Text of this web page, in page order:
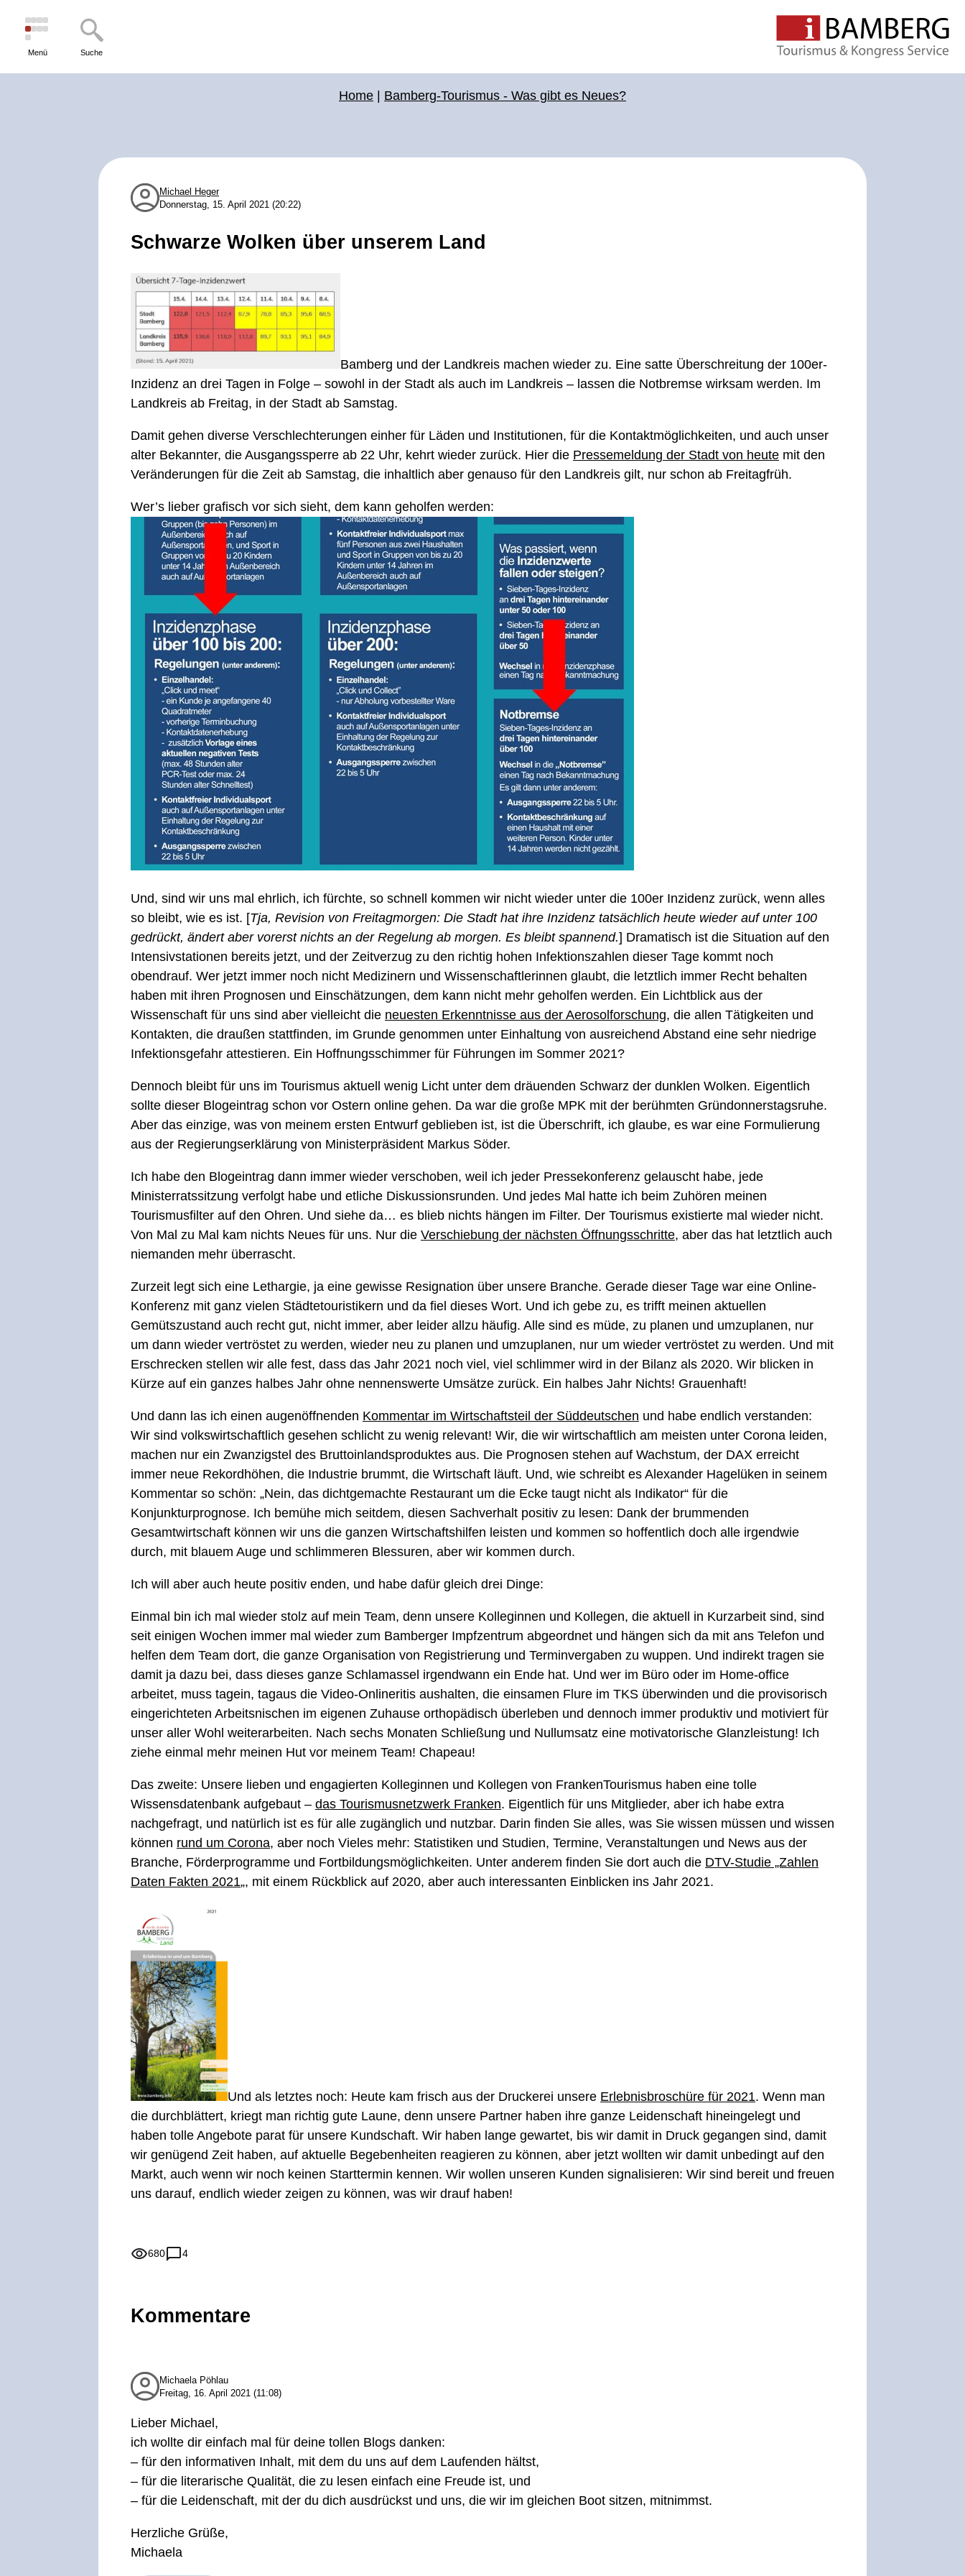
Menü Suche
Home Bamberg-Tourismus - Was gibt es Neues?
Michael Heger
Donnerstag, 15. April 2021 (20:22)
Schwarze Wolken über unserem Land
Bamberg und der Landkreis machen wieder zu. Eine satte Überschreitung der 100er-
Inzidenz an drei Tagen in Folge – sowohl in der Stadt als auch im Landkreis – lassen die Notbremse wirksam werden. Im
Landkreis ab Freitag, in der Stadt ab Samstag.
Damit gehen diverse Verschlechterungen einher für Läden und Institutionen, für die Kontaktmöglichkeiten, und auch unser
alter Bekannter, die Ausgangssperre ab 22 Uhr, kehrt wieder zurück. Hier die Pressemeldung der Stadt von heute mit den
Veränderungen für die Zeit ab Samstag, die inhaltlich aber genauso für den Landkreis gilt, nur schon ab Freitagfrüh.
Wer’s lieber grafisch vor sich sieht, dem kann geholfen werden:
Und, sind wir uns mal ehrlich, ich fürchte, so schnell kommen wir nicht wieder unter die 100er Inzidenz zurück, wenn alles
so bleibt, wie es ist. [Tja, Revision von Freitagmorgen: Die Stadt hat ihre Inzidenz tatsächlich heute wieder auf unter 100
gedrückt, ändert aber vorerst nichts an der Regelung ab morgen. Es bleibt spannend.] Dramatisch ist die Situation auf den
Intensivstationen bereits jetzt, und der Zeitverzug zu den richtig hohen Infektionszahlen dieser Tage kommt noch
obendrauf. Wer jetzt immer noch nicht Medizinern und Wissenschaftlerinnen glaubt, die letztlich immer Recht behalten
haben mit ihren Prognosen und Einschätzungen, dem kann nicht mehr geholfen werden. Ein Lichtblick aus der
Wissenschaft für uns sind aber vielleicht die neuesten Erkenntnisse aus der Aerosolforschung, die allen Tätigkeiten und
Kontakten, die draußen stattfinden, im Grunde genommen unter Einhaltung von ausreichend Abstand eine sehr niedrige
Infektionsgefahr attestieren. Ein Hoffnungsschimmer für Führungen im Sommer 2021?
Dennoch bleibt für uns im Tourismus aktuell wenig Licht unter dem dräuenden Schwarz der dunklen Wolken. Eigentlich
sollte dieser Blogeintrag schon vor Ostern online gehen. Da war die große MPK mit der berühmten Gründonnerstagsruhe.
Aber das einzige, was von meinem ersten Entwurf geblieben ist, ist die Überschrift, ich glaube, es war eine Formulierung
aus der Regierungserklärung von Ministerpräsident Markus Söder.
Ich habe den Blogeintrag dann immer wieder verschoben, weil ich jeder Pressekonferenz gelauscht habe, jede
Ministerratssitzung verfolgt habe und etliche Diskussionsrunden. Und jedes Mal hatte ich beim Zuhören meinen
Tourismusfilter auf den Ohren. Und siehe da… es blieb nichts hängen im Filter. Der Tourismus existierte mal wieder nicht.
Von Mal zu Mal kam nichts Neues für uns. Nur die Verschiebung der nächsten Öffnungsschritte, aber das hat letztlich auch
niemanden mehr überrascht.
Zurzeit legt sich eine Lethargie, ja eine gewisse Resignation über unsere Branche. Gerade dieser Tage war eine Online-
Konferenz mit ganz vielen Städtetouristikern und da fiel dieses Wort. Und ich gebe zu, es trifft meinen aktuellen
Gemütszustand auch recht gut, nicht immer, aber leider allzu häufig. Alle sind es müde, zu planen und umzuplanen, nur
um dann wieder vertröstet zu werden, wieder neu zu planen und umzuplanen, nur um wieder vertröstet zu werden. Und mit
Erschrecken stellen wir alle fest, dass das Jahr 2021 noch viel, viel schlimmer wird in der Bilanz als 2020. Wir blicken in
Kürze auf ein ganzes halbes Jahr ohne nennenswerte Umsätze zurück. Ein halbes Jahr Nichts! Grauenhaft!
Und dann las ich einen augenöffnenden Kommentar im Wirtschaftsteil der Süddeutschen und habe endlich verstanden:
Wir sind volkswirtschaftlich gesehen schlicht zu wenig relevant! Wir, die wir wirtschaftlich am meisten unter Corona leiden,
machen nur ein Zwanzigstel des Bruttoinlandsproduktes aus. Die Prognosen stehen auf Wachstum, der DAX erreicht
immer neue Rekordhöhen, die Industrie brummt, die Wirtschaft läuft. Und, wie schreibt es Alexander Hagelüken in seinem
Kommentar so schön: „Nein, das dichtgemachte Restaurant um die Ecke taugt nicht als Indikator“ für die
Konjunkturprognose. Ich bemühe mich seitdem, diesen Sachverhalt positiv zu lesen: Dank der brummenden
Gesamtwirtschaft können wir uns die ganzen Wirtschaftshilfen leisten und kommen so hoffentlich doch alle irgendwie
durch, mit blauem Auge und schlimmeren Blessuren, aber wir kommen durch.
Ich will aber auch heute positiv enden, und habe dafür gleich drei Dinge:
Einmal bin ich mal wieder stolz auf mein Team, denn unsere Kolleginnen und Kollegen, die aktuell in Kurzarbeit sind, sind
seit einigen Wochen immer mal wieder zum Bamberger Impfzentrum abgeordnet und hängen sich da mit ans Telefon und
helfen dem Team dort, die ganze Organisation von Registrierung und Terminvergaben zu wuppen. Und indirekt tragen sie
damit ja dazu bei, dass dieses ganze Schlamassel irgendwann ein Ende hat. Und wer im Büro oder im Home-office
arbeitet, muss tagein, tagaus die Video-Onlineritis aushalten, die einsamen Flure im TKS überwinden und die provisorisch
eingerichteten Arbeitsnischen im eigenen Zuhause orthopädisch überleben und dennoch immer produktiv und motiviert für
unser aller Wohl weiterarbeiten. Nach sechs Monaten Schließung und Nullumsatz eine motivatorische Glanzleistung! Ich
ziehe einmal mehr meinen Hut vor meinem Team! Chapeau!
Das zweite: Unsere lieben und engagierten Kolleginnen und Kollegen von FrankenTourismus haben eine tolle
Wissensdatenbank aufgebaut – das Tourismusnetzwerk Franken. Eigentlich für uns Mitglieder, aber ich habe extra
nachgefragt, und natürlich ist es für alle zugänglich und nutzbar. Darin finden Sie alles, was Sie wissen müssen und wissen
können rund um Corona, aber noch Vieles mehr: Statistiken und Studien, Termine, Veranstaltungen und News aus der
Branche, Förderprogramme und Fortbildungsmöglichkeiten. Unter anderem finden Sie dort auch die DTV-Studie „Zahlen
Daten Fakten 2021„, mit einem Rückblick auf 2020, aber auch interessanten Einblicken ins Jahr 2021.
Und als letztes noch: Heute kam frisch aus der Druckerei unsere Erlebnisbroschüre für 2021. Wenn man
die durchblättert, kriegt man richtig gute Laune, denn unsere Partner haben ihre ganze Leidenschaft hineingelegt und
haben tolle Angebote parat für unsere Kundschaft. Wir haben lange gewartet, bis wir damit in Druck gegangen sind, damit
wir genügend Zeit haben, auf aktuelle Begebenheiten reagieren zu können, aber jetzt wollten wir damit unbedingt auf den
Markt, auch wenn wir noch keinen Starttermin kennen. Wir wollen unseren Kunden signalisieren: Wir sind bereit und freuen
uns darauf, endlich wieder zeigen zu können, was wir drauf haben!
680 4
Kommentare
Michaela Pöhlau
Freitag, 16. April 2021 (11:08)
Lieber Michael,
ich wollte dir einfach mal für deine tollen Blogs danken:
– für den informativen Inhalt, mit dem du uns auf dem Laufenden hältst,
– für die literarische Qualität, die zu lesen einfach eine Freude ist, und
– für die Leidenschaft, mit der du dich ausdrückst und uns, die wir im gleichen Boot sitzen, mitnimmst.
Herzliche Grüße,
Michaela